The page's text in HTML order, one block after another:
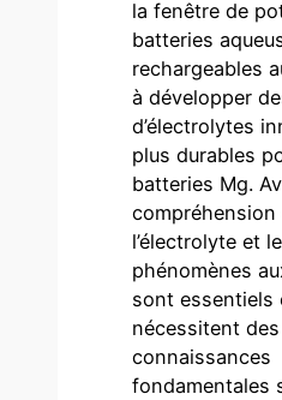
la fenêtre de
batteries
rechargeables
à développer
d’électrolytes
plus durables
batteries Mg.
compréhension
l’électrolyte et
phénomènes
sont essentiels
nécessitent des
connaissances
fondamentales